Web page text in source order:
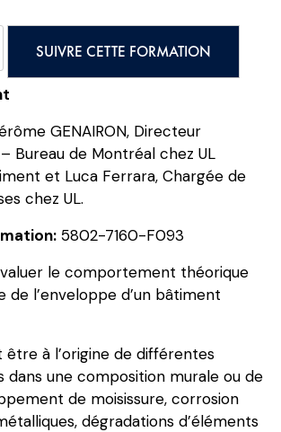
SUIVRE CETTE FORMATION
GENAIRON, Directeur
Bureau de Montréal chez UL
et Luca Ferrara, Chargée de
chez UL.
5802-7160-F093
le comportement théorique
de l’enveloppe d’un bâtiment
être à l’origine de différentes
dans une composition murale ou de
de moisissure, corrosion
dégradations d’éléments